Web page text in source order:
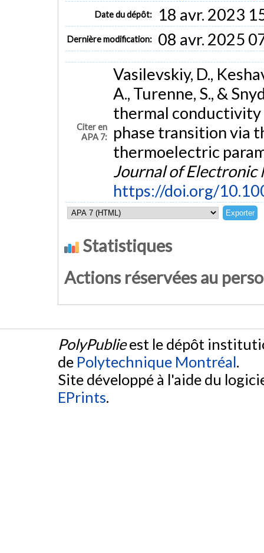
Date du dépôt: 18 avr. 2023
Dernière modification: 08 avr. 2025
Citer en
APA 7:
Vasilevskiy, D.,
A., Turenne, S., &
thermal conductivity
phase transition via
thermoelectric
Journal of Electronic
https://doi.org/
Statistiques
Actions réservées au
PolyPublieest le dépôt
de Polytechnique Montréal.
Site développé à l'aide du
EPrints.